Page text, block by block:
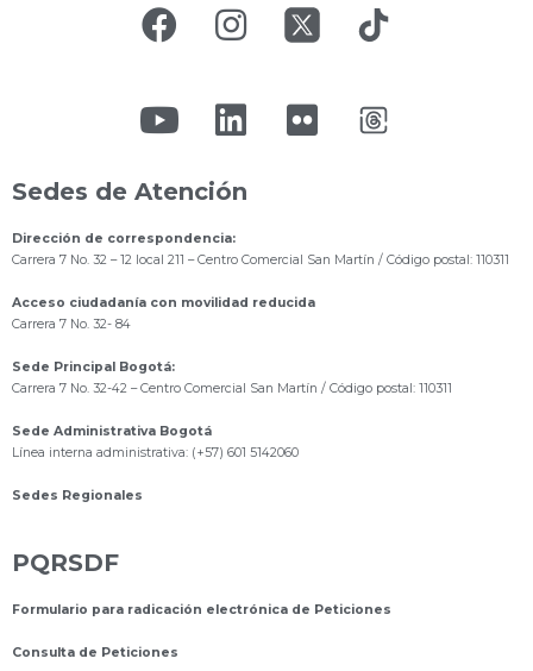
Sedes de Atención
Dirección de correspondencia:
Carrera 7 No. 32 – 12 local 211 – Centro Comercial San Martín / Código postal: 110311
Acceso ciudadanía con movilidad reducida
Carrera 7 No. 32- 84
Sede Principal Bogotá:
Carrera 7 No. 32-42 – Centro Comercial San Martín / Código postal: 110311
Sede Administrativa Bogotá
Línea interna administrativa: (+57) 601 5142060
Sedes Regionales
PQRSDF
Formulario para radicación electrónica de Peticiones
Consulta de Peticiones